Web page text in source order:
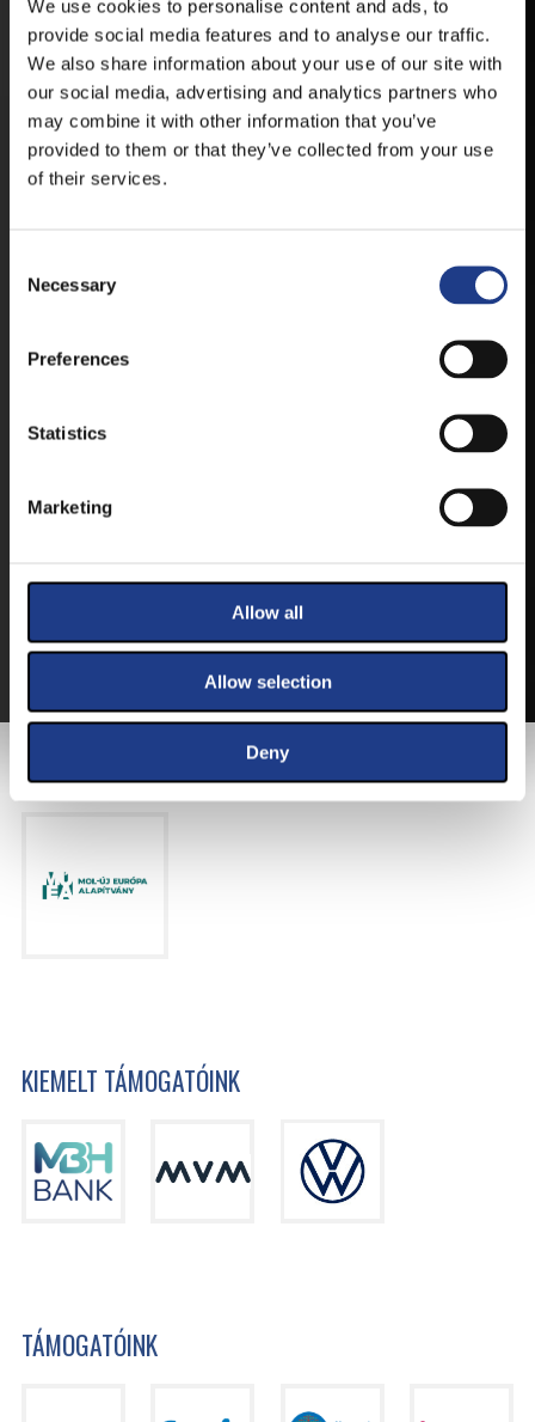
We use cookies to personalise content and ads, to
provide social media features and to analyse our traffic.
We also share information about your use of our site with
our social media, advertising and analytics partners who
may combine it with other information that you’ve
provided to them or that they’ve collected from your use
of their services.
Necessary
Preferences
Statistics
Marketing
Allow all
Allow selection
Deny
JEGYEK
ONLINE!
VÁLTSA MEG JEGYÉT ONLINE, BANKKÁRTYÁS
FIZETÉSSEL!
A JEGYVÁSÁRLÁSI INFORMÁCIÓKAT ITT TALÁLJA.
HELYSZÍNVÁLTOZÁSRÓL.
ELÉRHETŐ ANDROID ÉS IOS RENDSZEREKRE AZ
ISMERT HELYEKEN, VAGY IDE KATTINTVA :
ANDROID
FŐTÁMOGATÓNK
KIEMELT TÁMOGATÓINK
TÁMOGATÓINK